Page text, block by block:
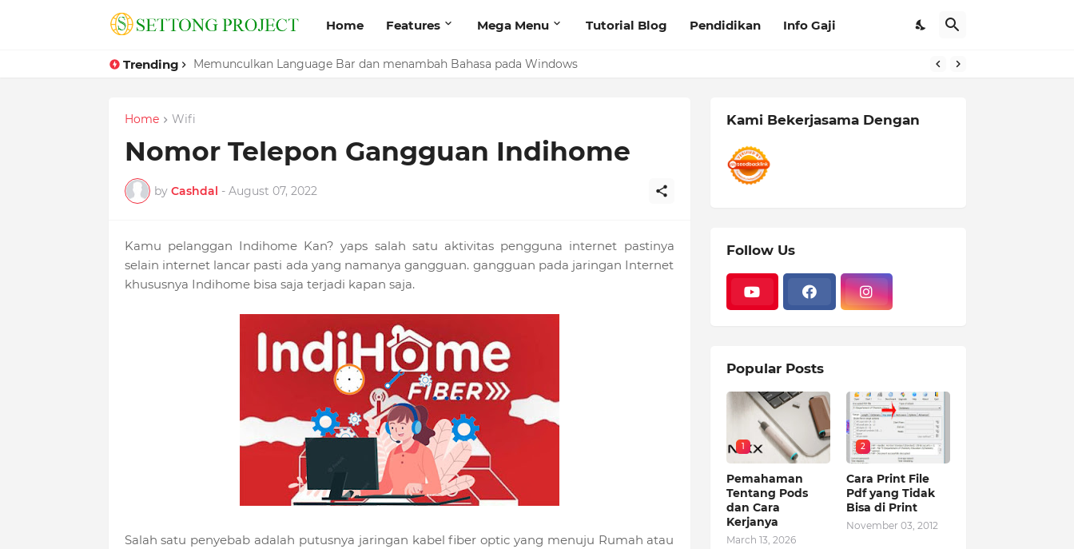
Home Features Mega Menu Tutorial Blog Pendidikan Info Gaji
Trending Memunculkan Language Bar dan menambah Bahasa pada Windows
Home Wifi
Nomor Telepon Gangguan Indihome
by Cashdal - August 07, 2022
Kamu pelanggan Indihome Kan? yaps salah satu aktivitas pengguna internet pastinya
selain internet lancar pasti ada yang namanya gangguan. gangguan pada jaringan Internet
khususnya Indihome bisa saja terjadi kapan saja.
Salah satu penyebab adalah putusnya jaringan kabel fiber optic yang menuju Rumah atau
Kami Bekerjasama Dengan
Follow Us
Popular Posts
1
Pemahaman
Tentang Pods
dan Cara
Kerjanya
March 13, 2026
2
Cara Print File
Pdf yang Tidak
Bisa di Print
November 03, 2012